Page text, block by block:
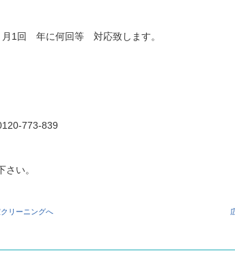
月1回 年に何回等 対応致します。
773-839
さい。
リーニングへ